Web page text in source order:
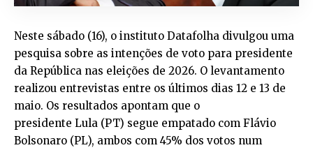
Neste sábado (16), o instituto Datafolha divulgou uma
pesquisa sobre as intenções de voto para presidente
da República nas eleições de 2026. O levantamento
realizou entrevistas entre os últimos dias 12 e 13 de
maio. Os resultados apontam que o
presidente Lula (PT) segue empatado com Flávio
Bolsonaro (PL), ambos com 45% dos votos num